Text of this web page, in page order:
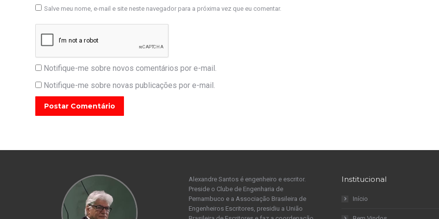
Salve meu nome, e-mail e site neste navegador para a próxima vez que eu comentar.
Notifique-me sobre novos comentários por e-mail.
Notifique-me sobre novas publicações por e-mail.
Postar Comentário
Alexandre Santos é engenheiro e escritor.
Preside o Clube de Engenharia de
Pernambuco e a Associação Brasileira de
Engenheiros Escritores, presidiu a União
Institucional
Início